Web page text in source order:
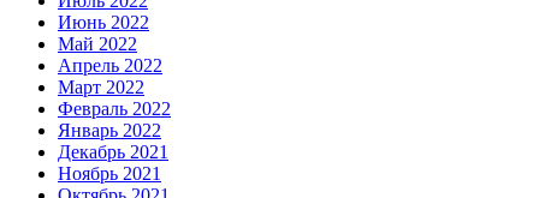
Июнь 2022
Май 2022
Апрель 2022
Март 2022
Февраль 2022
Январь 2022
Декабрь 2021
Ноябрь 2021